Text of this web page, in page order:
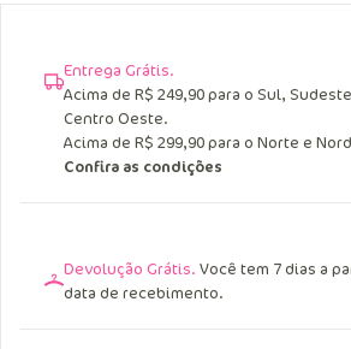
Entrega Grátis.
Acima de R$ 249,90 para o Sul,
Centro Oeste.
Acima de R$ 299,90 para o Norte e
Confira as condições
Devolução Grátis. Você tem 7 dias a
data de recebimento.